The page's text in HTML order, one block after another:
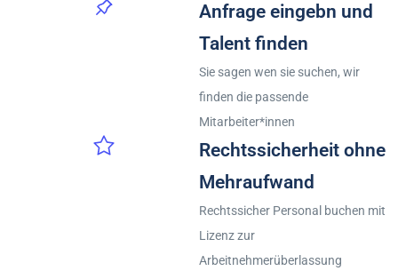
Anfrage eingebn und
Talent finden
Sie sagen wen sie suchen, wir
finden die passende
Mitarbeiter*innen
Rechtssicherheit ohne
Mehraufwand
Rechtssicher Personal buchen mit
Lizenz zur
Arbeitnehmerüberlassung